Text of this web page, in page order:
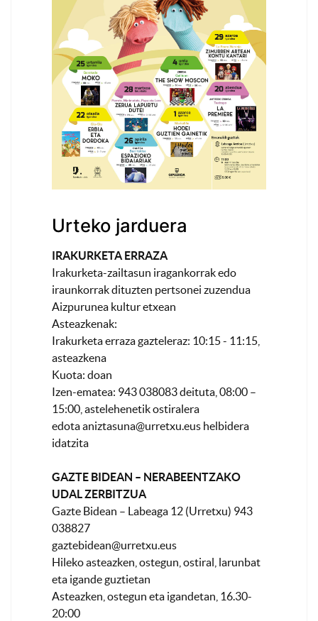
Urteko jarduera
IRAKURKETA ERRAZA
Irakurketa-zailtasun iragankorrak edo
iraunkorrak dituzten pertsonei zuzendua
Aizpurunea kultur etxean
Asteazkenak:
Irakurketa erraza gazteleraz: 10:15 - 11:15,
asteazkena
Kuota: doan
Izen-ematea: 943 038083 deituta, 08:00 –
15:00, astelehenetik ostiralera
edotaaniztasuna@urretxu.eus helbidera
idatzita
GAZTE BIDEAN – NERABEENTZAKO
UDAL ZERBITZUA
Gazte Bidean – Labeaga 12 (Urretxu) 943
038827
gaztebidean@urretxu.eus
Hileko asteazken, ostegun, ostiral, larunbat
eta igande guztietan
Asteazken, ostegun eta igandetan, 16.30-
20:00